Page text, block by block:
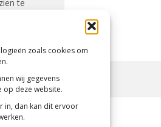
zoals cookies om
wij gegevens
op deze website.
in, dan kan dit ervoor
te